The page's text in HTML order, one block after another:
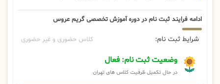
ادامه فرایند ثبت نام در دوره آموزش تخصصی گریم عروس
شرایط ثبت نام: کلاس حضوری و غیر حضوری
وضعیت ثبت نام: فعال
در حال تکمیل ظرفیت کلاس های تهران